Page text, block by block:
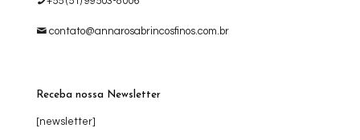
contato@annarosabrincosfinos.com.br
Receba nossa Newsletter
[newsletter]